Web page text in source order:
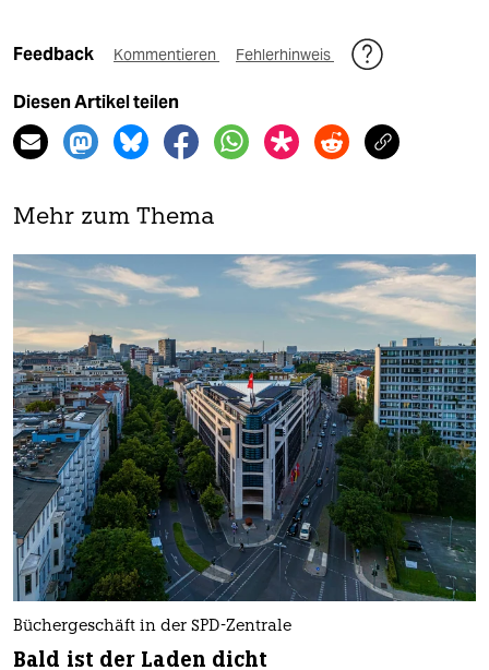
Feedback Kommentieren Fehlerhinweis
Diesen Artikel teilen
Mehr zum Thema
Büchergeschäft in der SPD-Zentrale
Bald ist der Laden dicht